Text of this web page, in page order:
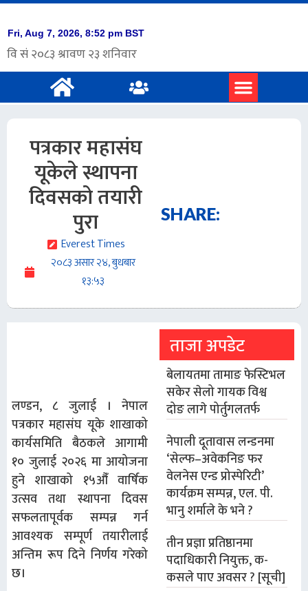
पत्रकार महासंघ
यूकेले स्थापना
दिवसको तयारी
पुरा
Everest Times
२०८३ असार २४, बुधबार
१३:५३
SHARE:
लण्डन, ८ जुलाई । नेपाल
पत्रकार महासंघ यूके शाखाको
कार्यसमिति बैठकले आगामी
१० जुलाई २०२६ मा आयोजना
हुने शाखाको १५औँ वार्षिक
उत्सव तथा स्थापना दिवस
सफलतापूर्वक सम्पन्न गर्न
आवश्यक सम्पूर्ण तयारीलाई
अन्तिम रूप दिने निर्णय गरेको
छ।
ताजा अपडेट
बेलायतमा तामाङ फेस्टिभल
सकेर सेलो गायक विश्व
दोङ लागे पोर्तुगलतर्फ
नेपाली दूतावास लन्डनमा
‘सेल्फ–अवेकनिङ फर
वेलनेस एन्ड प्रोस्पेरिटी’
कार्यक्रम सम्पन्न, एल. पी.
भानु शर्माले के भने ?
तीन प्रज्ञा प्रतिष्ठानमा
पदाधिकारी नियुक्त, क-
कसले पाए अवसर ? [सूची]